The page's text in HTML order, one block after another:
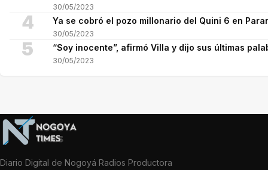
30/05/2023
4 Ya se cobró el pozo millonario del Quini 6 en
30/05/2023
5 “Soy inocente”, afirmó Villa y dijo sus últimas
30/05/2023
Diario Digital de Nogoyá Radios Productora